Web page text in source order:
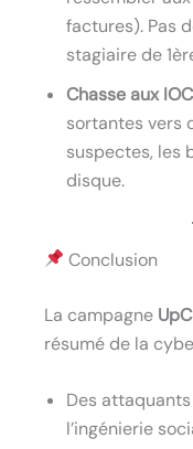
factures). Pas
stagiaire de
Chasse aux IOC
sortantes vers
suspectes, les
disque.
Conclusion
La campagne
résumé de la
Des
l’ingénierie